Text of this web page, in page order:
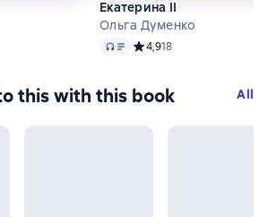
4,4 на основе 12 оценок
Екатерина II
Ольга Думенко
Audio Средний рейтинг 4,9 на
4,918
this with this book All